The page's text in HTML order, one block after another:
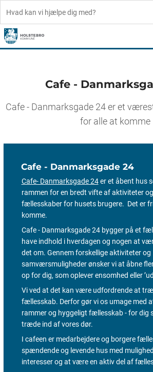
Cafe -
Cafe - Danmarksgade 24 er et
for alle at komme
Cafe - Danmarksgade 24
Cafe- Danmarksgade 24er et åbent hus
rammen for en bredt vifte af aktiviteter
fællesskaber for husets brugere. Det er
komme.
Cafe - Danmarksgade 24 bygger på et
have indhold i hverdagen og nogen at
det om. Gennem forskellige aktiviteter og
samværsmuligheder ønsker vi at åbne
op for dig, som oplever ensomhed eller
Vi ved at det kan være udfordrende at
fællesskab. Derfor gør vi os umage med
rammer og hyggeligt fællesskab - for dig
træde ind af vores dør.
I cafeen er medarbejdere og borgere
spændende og levende hus med
interesser og at være en aktiv del af